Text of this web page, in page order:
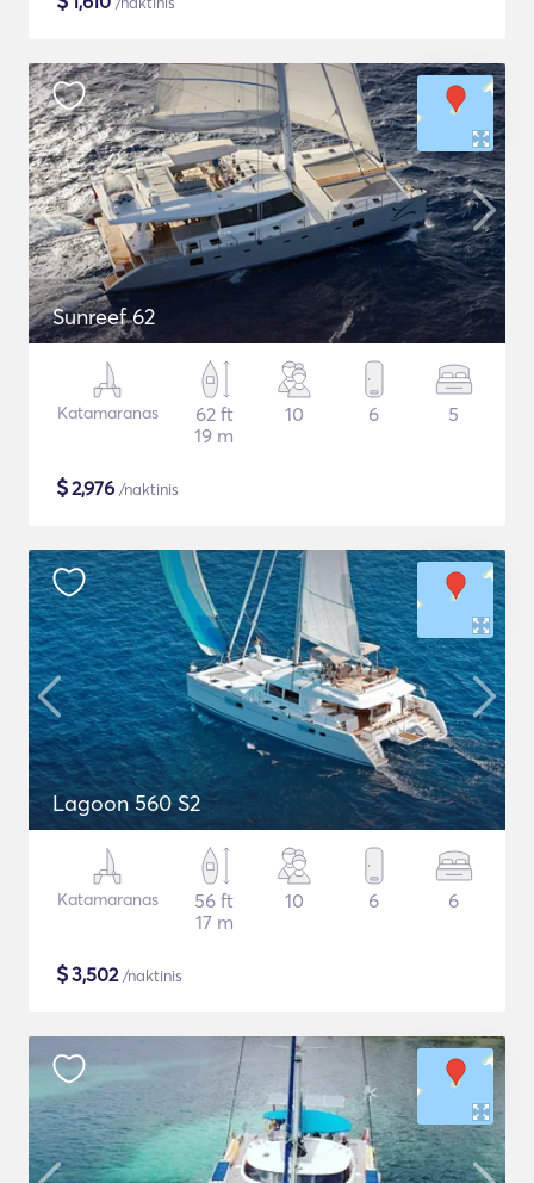
Sunreef 62
Katamaranas
62 ft
19 m
10 6 5
$2,976 /naktinis
Lagoon 560 S2
Katamaranas
56 ft
17 m
10 6 6
$3,502/naktinis